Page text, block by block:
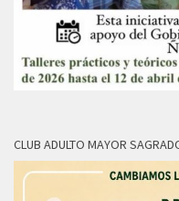
CLUB ADULTO MAYOR